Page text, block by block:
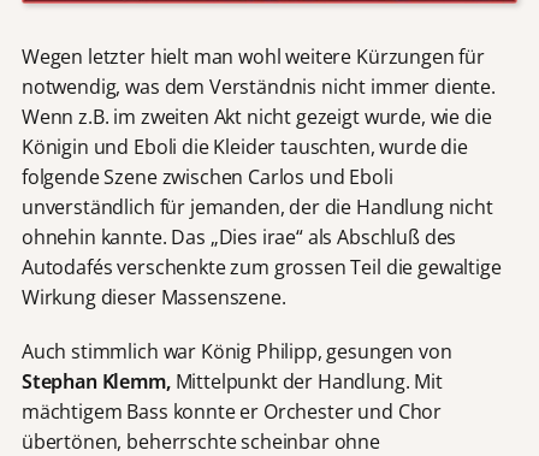
Wegen letzter hielt man wohl weitere Kürzungen für
notwendig, was dem Verständnis nicht immer diente.
Wenn z.B. im zweiten Akt nicht gezeigt wurde, wie die
Königin und Eboli die Kleider tauschten, wurde die
folgende Szene zwischen Carlos und Eboli
unverständlich für jemanden, der die Handlung nicht
ohnehin kannte. Das „Dies irae“ als Abschluß des
Autodafés verschenkte zum grossen Teil die gewaltige
Wirkung dieser Massenszene.
Auch stimmlich war König Philipp, gesungen von
Stephan Klemm, Mittelpunkt der Handlung. Mit
mächtigem Bass konnte er Orchester und Chor
übertönen, beherrschte scheinbar ohne